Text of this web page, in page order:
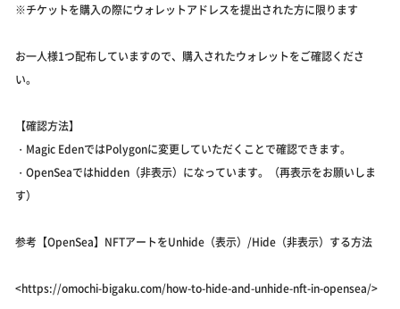
※チケットを購入の際にウォレットアドレスを提出された方に限ります
お一人様1つ配布していますので、購入されたウォレットをご確認くださ
い。
【確認方法】
・Magic EdenではPolygonに変更していただくことで確認できます。
・OpenSeaではhidden（非表示）になっています。（再表示をお願いしま
す）
参考【OpenSea】NFTアートをUnhide（表示）/Hide（非表示）する方法
<https://omochi-bigaku.com/how-to-hide-and-unhide-nft-in-opensea/>